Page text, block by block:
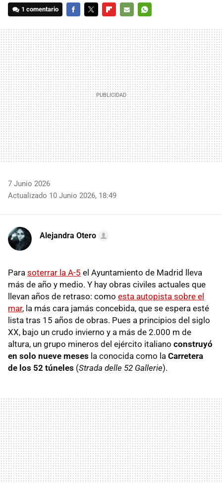
1 comentario
MAIL
7 Junio 2026
Actualizado 10 Junio 2026, 18:49
Alejandra Otero
Para soterrar la A-5 el Ayuntamiento de Madrid lleva
más de año y medio. Y hay obras civiles actuales que
llevan años de retraso: como esta autopista sobre el
mar, la más cara jamás concebida, que se espera esté
lista tras 15 años de obras. Pues a principios del siglo
XX, bajo un crudo invierno y a más de 2.000 m de
altura, un grupo mineros del ejército italiano construyó
en solo nueve meses la conocida como la Carretera
de los 52 túneles (Strada delle 52 Gallerie).